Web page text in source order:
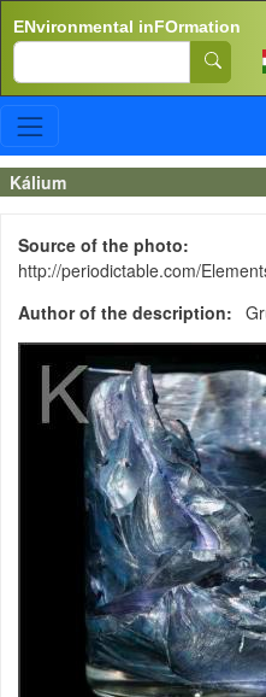
ENvironmental inFOrmation
Search
Kálium
Source of the photo
http://periodictable.com/
Author of the description